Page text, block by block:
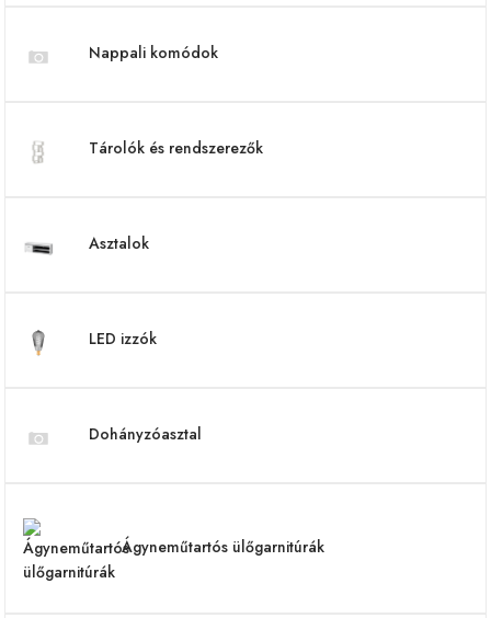
Nappali komódok
Tárolók és rendszerezők
Asztalok
LED izzók
Dohányzóasztal
Ágyneműtartós ülőgarnitúrák